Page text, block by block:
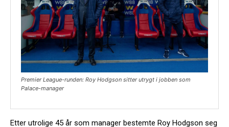
Premier League-runden: Roy Hodgson sitter utrygt i jobben som
Palace-manager
Etter utrolige 45 år som manager bestemte Roy Hodgson seg